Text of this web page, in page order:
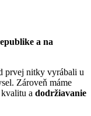
a
na ňu má textilný
jej možnosť dýchať.
, vďaka ktorému si
predĺžiť jeho